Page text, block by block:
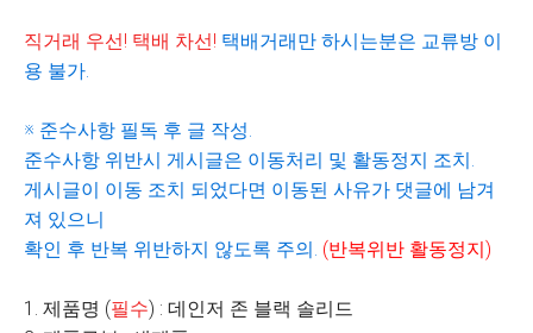
직거래 우선! 택배 차선! 택배거래만 하시는분은 교류방 이
용 불가.
※ 준수사항 필독 후 글 작성.
준수사항 위반시 게시글은 이동처리 및 활동정지 조치.
게시글이 이동 조치 되었다면 이동된 사유가 댓글에 남겨
져 있으니
확인 후 반복 위반하지 않도록 주의. (반복위반 활동정지)
1. 제품명 (필수) : 데인저 존 블랙 솔리드